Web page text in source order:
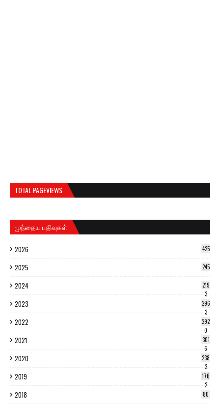
TOTAL PAGEVIEWS
முந்தைய பதிவுகள்
2026 425
2025 245
2024
219
3
2023
296
3
2022
292
0
2021
301
6
2020
238
3
2019
176
2
2018 80